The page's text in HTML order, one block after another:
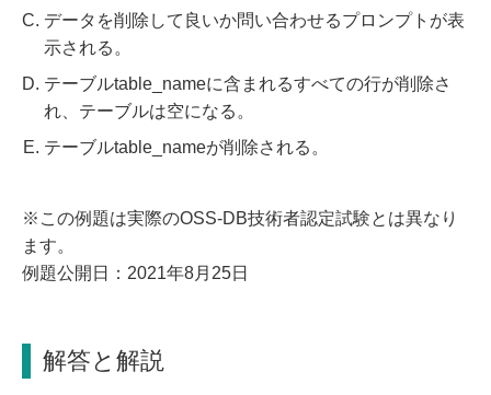
データを削除して良いか問い合わせるプロンプトが表
示される。
テーブルtable_nameに含まれるすべての行が削除さ
れ、テーブルは空になる。
テーブルtable_nameが削除される。
※この例題は実際のOSS-DB技術者認定試験とは異なり
ます。
例題公開日：2021年8月25日
解答と解説